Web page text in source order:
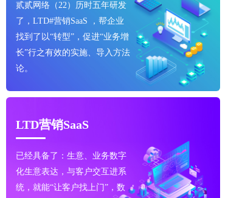
贰贰网络（22）历时五年研发
了，LTD#营销SaaS ，帮企业
找到了以“转型”，促进“业务增
长”行之有效的实施、导入方法
论。
LTD营销SaaS
已经具备了：生意、业务数字
化生意表达，与客户交互进系
统，就能“让客户找上门”，数